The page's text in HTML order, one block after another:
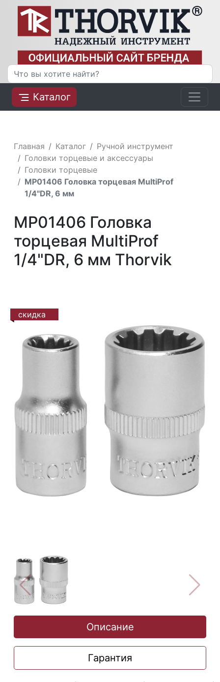
Каталог
Главная Каталог
Ручной инструмент
Головки торцевые и аксессуары
Головки торцевые
MP01406 Головка торцевая MultiProf
1/4"DR, 6 мм
MP01406 Головка
торцевая MultiProf
1/4"DR, 6 мм Thorvik
скидка
Описание
Гарантия